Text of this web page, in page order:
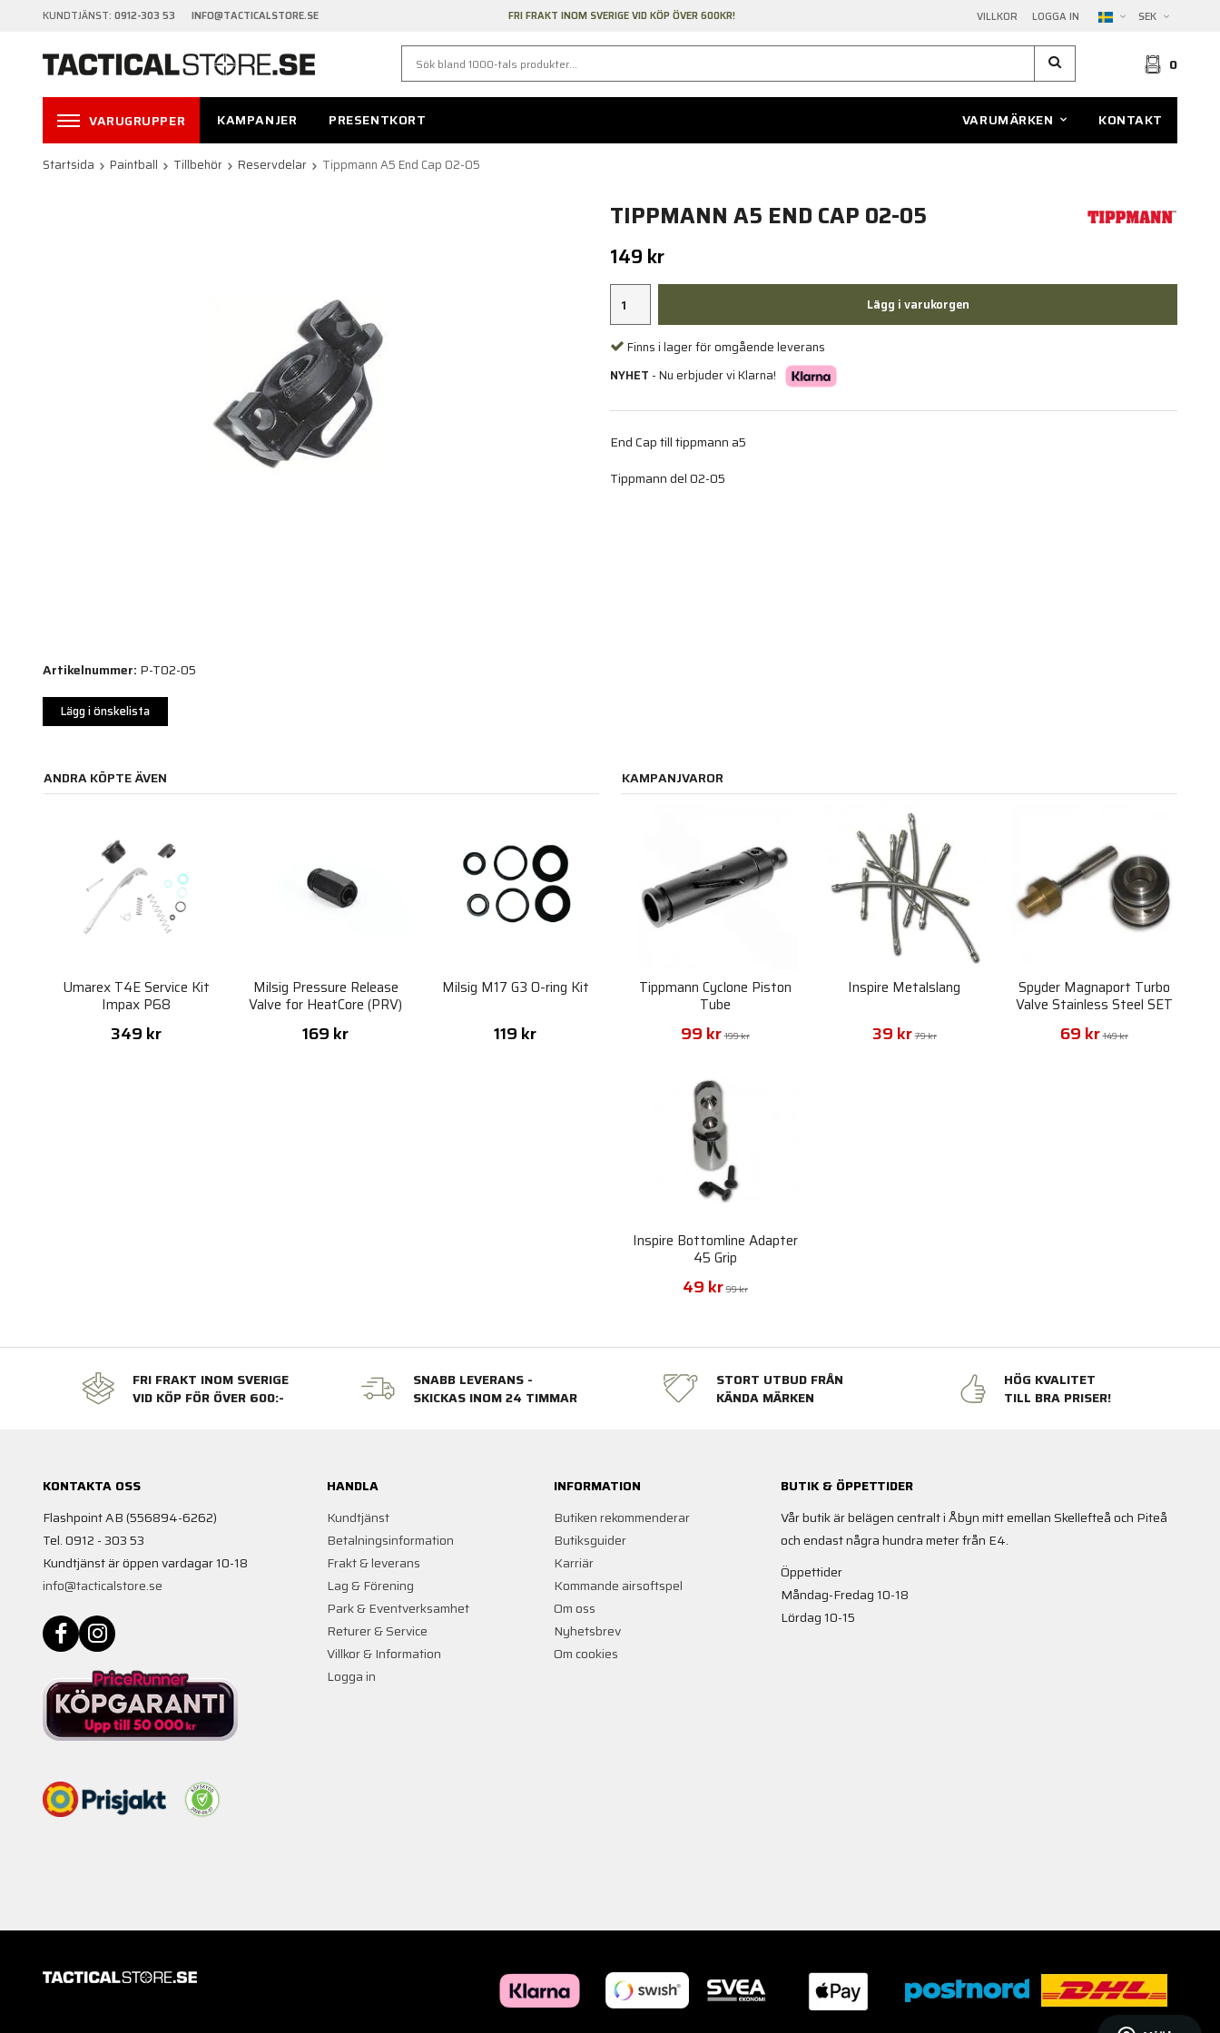
KUNDTJÄNST: 0912-303 53 INFO@TACTICALSTORE.SE VILLKOR LOGGA IN SEK
FRI FRAKT INOM SVERIGE VID KÖP ÖVER 600KR!
0
VARUGRUPPER KAMPANJER PRESENTKORT VARUMÄRKEN KONTAKT
Startsida Paintball Tillbehör Reservdelar Tippmann A5 End Cap 02-05
TIPPMANN A5 END CAP 02-05
149 kr
Lägg i varukorgen
Finns i lager för omgående leverans
NYHET - Nu erbjuder vi Klarna!
End Cap till tippmann a5
Tippmann del 02-05
Artikelnummer: P-T02-05
Lägg i önskelista
ANDRA KÖPTE ÄVEN
Umarex T4E Service Kit
Impax P68
349 kr
Milsig Pressure Release
Valve for HeatCore (PRV)
169 kr
Milsig M17 G3 O-ring Kit
119 kr
KAMPANJVAROR
Tippmann Cyclone Piston
Tube
99 kr 199 kr
Inspire Metalslang
39 kr 79 kr
Spyder Magnaport Turbo
Valve Stainless Steel SET
69 kr 149 kr
Inspire Bottomline Adapter
45 Grip
49 kr 99 kr
FRI FRAKT INOM SVERIGE
VID KÖP FÖR ÖVER 600:-
SNABB LEVERANS -
SKICKAS INOM 24 TIMMAR
STORT UTBUD FRÅN
KÄNDA MÄRKEN
HÖG KVALITET
TILL BRA PRISER!
KONTAKTA OSS
Flashpoint AB (556894-6262)
Tel. 0912 - 303 53
Kundtjänst är öppen vardagar 10-18
info@tacticalstore.se
HANDLA
Kundtjänst
Betalningsinformation
Frakt & leverans
Lag & Förening
Park & Eventverksamhet
Returer & Service
Villkor & Information
Logga in
INFORMATION
Butiken rekommenderar
Butiksguider
Karriär
Kommande airsoftspel
Om oss
Nyhetsbrev
Om cookies
BUTIK & ÖPPETTIDER
Vår butik är belägen centralt i Åbyn mitt emellan Skellefteå och Piteå
och endast några hundra meter från E4.
Öppettider
Måndag-Fredag 10-18
Lördag 10-15